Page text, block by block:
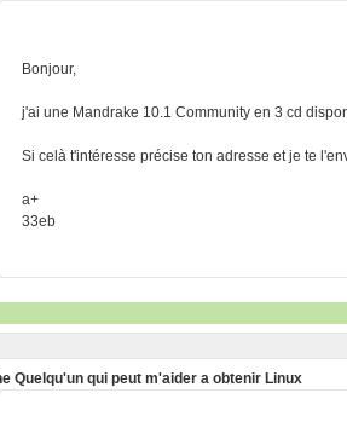
Bonjour,
j'ai une Mandrake 10.1 Community en 3 cd
Si celà t'intéresse précise ton adresse et je te
a+
33eb
Quelqu'un qui peut m'aider a obtenir Linux